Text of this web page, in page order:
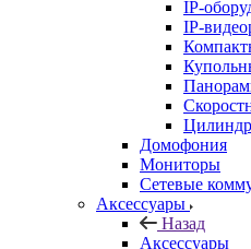
IP-
IP-
Домофония
Мониторы
Сетевые
Аксессуары
Назад
Аксессуары